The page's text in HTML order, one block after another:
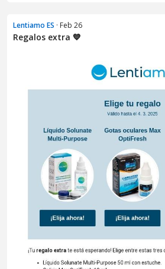
Lentiamo ES · Feb 26
Regalos extra 💙